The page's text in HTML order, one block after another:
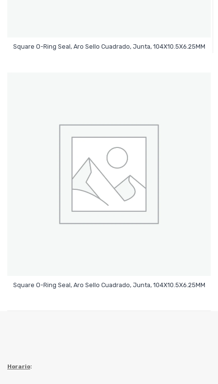
Square O-Ring Seal, Aro Sello Cuadrado, Junta, 104X10.5X6.25MM
Square O-Ring Seal, Aro Sello Cuadrado, Junta, 104X10.5X6.25MM
Horario: